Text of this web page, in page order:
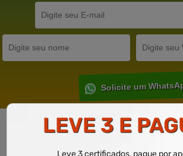
Solicite um
LEVE 3 E
Leve 3 certificados, pague por